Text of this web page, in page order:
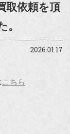
取依頼を頂
。
2026.01.17
こちら